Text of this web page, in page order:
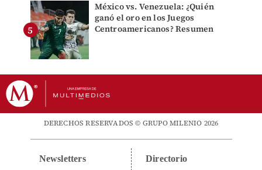
México vs. Venezuela: ¿Quién
ganó el oro en los Juegos
Centroamericanos? Resumen
DERECHOS RESERVADOS © GRUPO MILENIO 2026
Newsletters Directorio